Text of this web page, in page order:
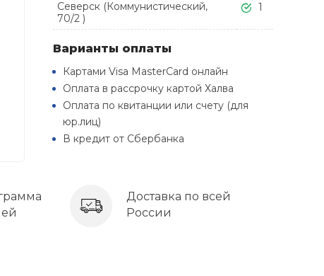
Северск (Коммунистический,
70/2 )
1
Варианты оплаты
Картами Visa MasterCard онлайн
Оплата в рассрочку картой Халва
Оплата по квитанции или счету (для
юр.лиц)
В кредит от Сбербанка
Доставка по всей
России